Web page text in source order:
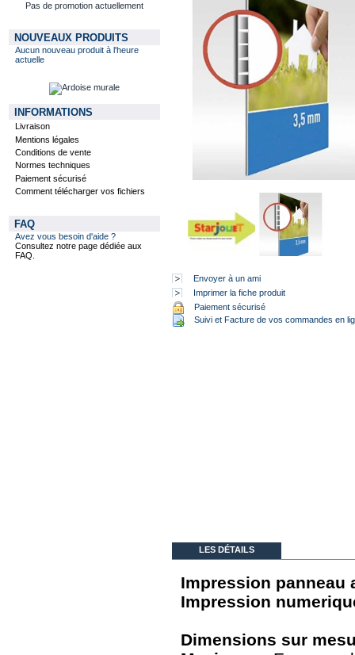
Pas de promotion actuellement
NOUVEAUX PRODUITS
Aucun nouveau produit à l'heure
actuelle
INFORMATIONS
Livraison
Mentions légales
Conditions de vente
Normes techniques
Paiement sécurisé
Comment télécharger vos fichiers
FAQ
Avez vous besoin d'aide ?
Consultez notre page dédiée aux
FAQ.
Envoyer à un ami
Imprimer la fiche produit
Paiement sécurisé
Suivi et Facture de vos commandes en
LES DÉTAILS
Impression panneau
Impression
Dimensions sur